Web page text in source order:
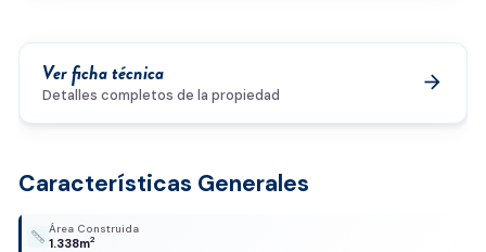
Ver ficha técnica
Detalles completos de la propiedad
arrow_forward
Características Generales
Área Construida
1.338m2